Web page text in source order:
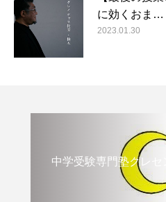
に効くおま…
2023.01.30
中学受験専門塾クレセ